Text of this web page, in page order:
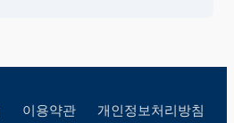
이용약관
개인정보처리방침